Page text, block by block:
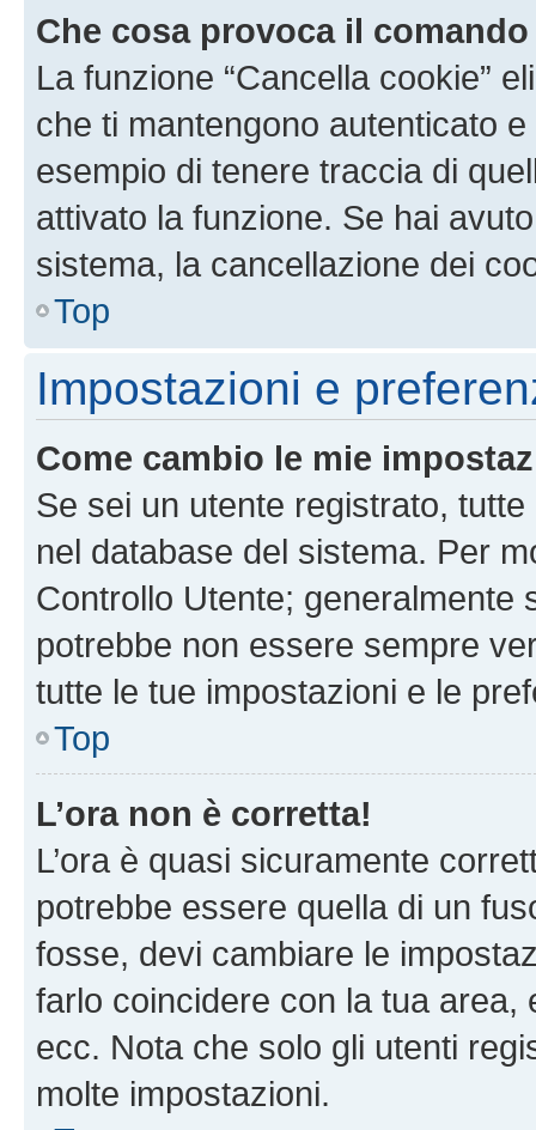
Che cosa provoca il
La funzione “Cancella cookie”
che ti mantengono autenticato
esempio di tenere traccia di
attivato la funzione. Se hai
sistema, la cancellazione dei
Top
Impostazioni e
Come cambio le mie
Se sei un utente registrato,
nel database del sistema. Per
Controllo Utente; generalmente
potrebbe non essere sempre
tutte le tue impostazioni e le
Top
L’ora non è corretta!
L’ora è quasi sicuramente
potrebbe essere quella di un
fosse, devi cambiare le
farlo coincidere con la tua area,
ecc. Nota che solo gli utenti
molte impostazioni.